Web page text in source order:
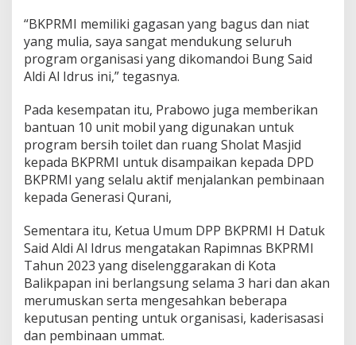
“BKPRMI memiliki gagasan yang bagus dan niat
yang mulia, saya sangat mendukung seluruh
program organisasi yang dikomandoi Bung Said
Aldi Al Idrus ini,” tegasnya.
Pada kesempatan itu, Prabowo juga memberikan
bantuan 10 unit mobil yang digunakan untuk
program bersih toilet dan ruang Sholat Masjid
kepada BKPRMI untuk disampaikan kepada DPD
BKPRMI yang selalu aktif menjalankan pembinaan
kepada Generasi Qurani,
Sementara itu, Ketua Umum DPP BKPRMI H Datuk
Said Aldi Al Idrus mengatakan Rapimnas BKPRMI
Tahun 2023 yang diselenggarakan di Kota
Balikpapan ini berlangsung selama 3 hari dan akan
merumuskan serta mengesahkan beberapa
keputusan penting untuk organisasi, kaderisasasi
dan pembinaan ummat.